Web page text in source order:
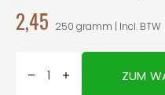
2,45 250 gramm | Incl. BTW
ZUM